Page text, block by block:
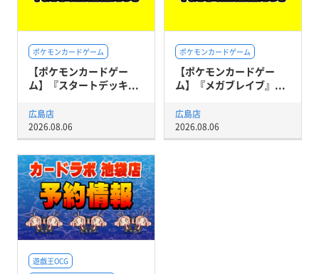
ポケモンカードゲーム
【ポケモンカードゲー
ム】『スタートデッキ...
広島店
2026.08.06
ポケモンカードゲーム
【ポケモンカードゲー
ム】『メガブレイブ』...
広島店
2026.08.06
遊戯王OCG